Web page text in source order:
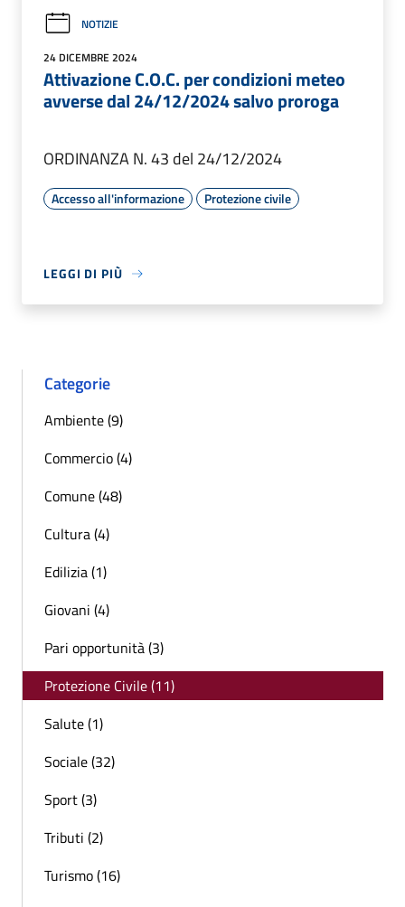
NOTIZIE
24 DICEMBRE 2024
Attivazione C.O.C. per condizioni meteo
avverse dal 24/12/2024 salvo proroga
ORDINANZA N. 43 del 24/12/2024
Accesso all'informazione Protezione civile
LEGGI DI PIÙ
Categorie
Ambiente (9)
Commercio (4)
Comune (48)
Cultura (4)
Edilizia (1)
Giovani (4)
Pari opportunità (3)
Protezione Civile (11)
Salute (1)
Sociale (32)
Sport (3)
Tributi (2)
Turismo (16)